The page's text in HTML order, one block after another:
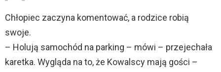
Chłopiec zaczyna komentować, a rodzice robią
swoje.
– Holują samochód na parking – mówi – przejechała
karetka. Wygląda na to, że Kowalscy mają gości –